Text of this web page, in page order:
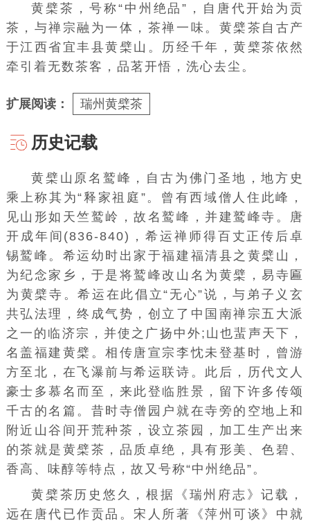
黄檗茶，号称“中州绝品”，自 唐代开始为贡
茶，与禅宗融为一体，茶禅一味。黄檗茶自古产
于江西省宜丰县黄檗山。历经千年，黄檗茶依然
牵引着无数茶客，品茗开悟，洗心去尘。
扩展阅读： 瑞州黄檗茶
历史记载
黄檗山原名鹫峰，自古为佛门圣地，地方史
乘上称其为“释家祖庭”。曾有西域僧人住此峰，
见山形如天竺鹫岭，故名鹫峰，并建鹫峰寺。唐
开成年间(836-840)，希运禅师得百丈正传后卓
锡鹫峰。希运幼时出家于福建福清县之黄檗山，
为纪念家乡，于是将鹫峰改山名为黄檗，易寺匾
为黄檗寺。希运在此倡立“无心”说，与弟子义玄
共弘法理，终成气势，创立了中国南禅宗五大派
之一的临济宗，并使之广扬中外;山也蜚声天下，
名盖福建黄檗。相传唐宣宗李忱未登基时，曾游
方至北，在飞瀑前与希运联诗。此后，历代文人
豪士多慕名而至，来此登临胜景，留下许多传颂
千古的名篇。昔时寺僧园户就在寺旁的空地上和
附近山谷间开荒种茶，设立茶园，加工生产出来
的茶就是黄檗茶，品质卓绝，具有形美、色碧、
香高、味醇等特点，故又号称“中州绝品”。
黄檗茶历史悠久，根据《瑞州府志》记载，
远在唐代已作贡品。宋人所著《萍州可谈》中就